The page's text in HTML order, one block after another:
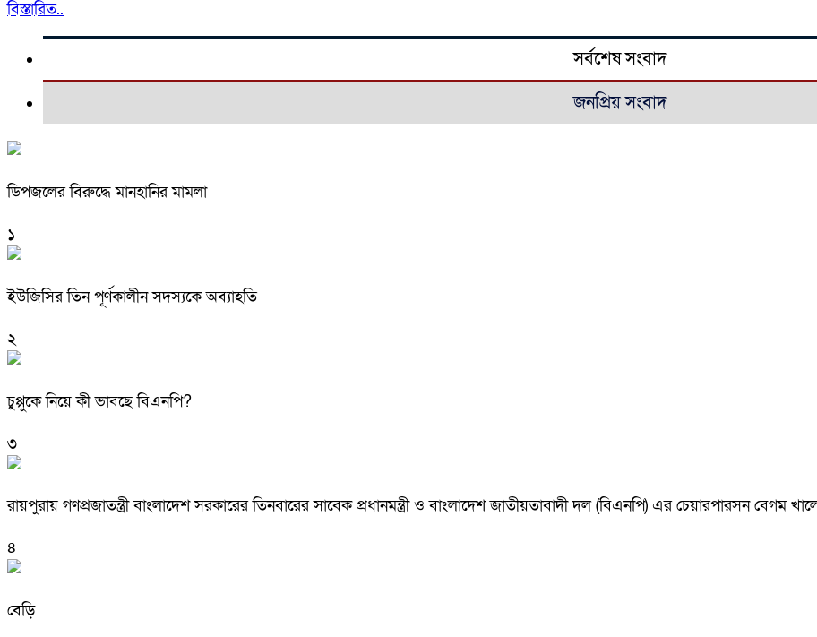
বিস্তারিত..
সর্বশেষ সংবাদ
জনপ্রিয় সংবাদ
ডিপজলের বিরুদ্ধে মানহানির মামলা
১
ইউজিসির তিন পূর্ণকালীন সদস্যকে অব্যাহতি
২
চুপ্পুকে নিয়ে কী ভাবছে বিএনপি?
৩
রায়পুরায় গণপ্রজাতন্ত্রী বাংলাদেশ সরকারের তিনবারের সাবেক প্রধানমন্ত্রী ও বাংলাদেশ জাতীয়তাবাদী দল (বিএনপি) এর চেয়ারপারসন বেগম
৪
বেড়ি